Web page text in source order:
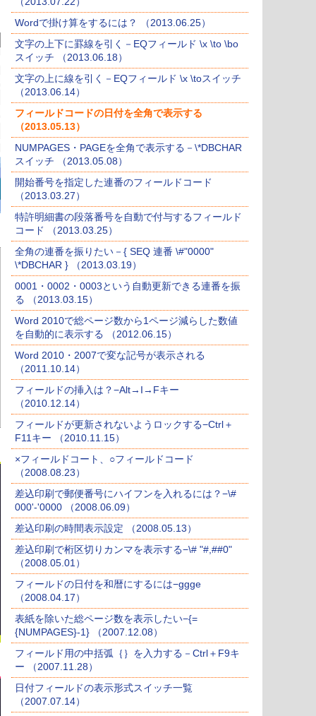
Wordで掛け算をするには？ （2013.06.25）
文字の上下に罫線を引く－EQフィールド \x \to \bo
スイッチ （2013.06.18）
文字の上に線を引く－EQフィールド \x \toスイッチ
（2013.06.14）
フィールドコードの日付を全角で表示する
（2013.05.13）
NUMPAGES・PAGEを全角で表示する－\*DBCHAR
スイッチ （2013.05.08）
開始番号を指定した連番のフィールドコード
（2013.03.27）
特許明細書の段落番号を自動で付与するフィールド
コード （2013.03.25）
全角の連番を振りたい－{ SEQ 連番 \#"0000"
\*DBCHAR } （2013.03.19）
0001・0002・0003という自動更新できる連番を振
る （2013.03.15）
Word 2010で総ページ数から1ページ減らした数値
を自動的に表示する （2012.06.15）
Word 2010・2007で変な記号が表示される
（2011.10.14）
フィールドの挿入は？−Alt→I→Fキー
（2010.12.14）
フィールドが更新されないようロックする−Ctrl＋
F11キー （2010.11.15）
×フィールドコート、○フィールドコード
（2008.08.23）
差込印刷で郵便番号にハイフンを入れるには？−\#
000'-'0000 （2008.06.09）
差込印刷の時間表示設定 （2008.05.13）
差込印刷で桁区切りカンマを表示する−\# "#,##0"
（2008.05.01）
フィールドの日付を和暦にするには−ggge
（2008.04.17）
表紙を除いた総ページ数を表示したい−{=
{NUMPAGES}-1} （2007.12.08）
フィールド用の中括弧｛｝を入力する－Ctrl＋F9キ
ー （2007.11.28）
日付フィールドの表示形式スイッチ一覧
（2007.07.14）